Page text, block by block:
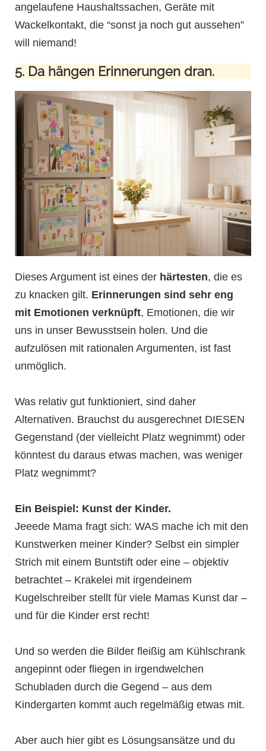
angelaufene Haushaltssachen, Geräte mit
Wackelkontakt, die “sonst ja noch gut aussehen”
will niemand!
5. Da hängen Erinnerungen dran.
Dieses Argument ist eines der härtesten, die es
zu knacken gilt. Erinnerungen sind sehr eng
mit Emotionen verknüpft, Emotionen, die wir
uns in unser Bewusstsein holen. Und die
aufzulösen mit rationalen Argumenten, ist fast
unmöglich.
Was relativ gut funktioniert, sind daher
Alternativen. Brauchst du ausgerechnet DIESEN
Gegenstand (der vielleicht Platz wegnimmt) oder
könntest du daraus etwas machen, was weniger
Platz wegnimmt?
Ein Beispiel: Kunst der Kinder.
Jeeede Mama fragt sich: WAS mache ich mit den
Kunstwerken meiner Kinder? Selbst ein simpler
Strich mit einem Buntstift oder eine – objektiv
betrachtet – Krakelei mit irgendeinem
Kugelschreiber stellt für viele Mamas Kunst dar –
und für die Kinder erst recht!
Und so werden die Bilder fleißig am Kühlschrank
angepinnt oder fliegen in irgendwelchen
Schubladen durch die Gegend – aus dem
Kindergarten kommt auch regelmäßig etwas mit.
Aber auch hier gibt es Lösungsansätze und du